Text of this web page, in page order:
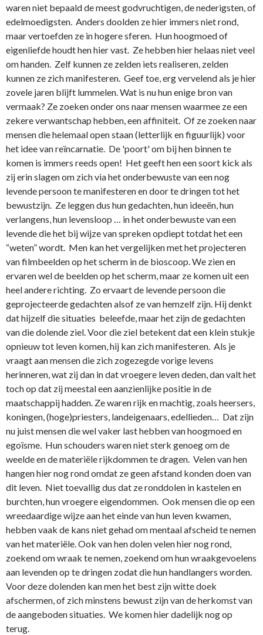
waren niet bepaald de meest godvruchtigen, de nederigsten, of
edelmoedigsten. Anders doolden ze hier immers niet rond,
maar vertoefden ze in hogere sferen. Hun hoogmoed of
eigenliefde houdt hen hier vast. Ze hebben hier helaas niet veel
om handen. Zelf kunnen ze zelden iets realiseren, zelden
kunnen ze zich manifesteren. Geef toe, erg vervelend als je hier
zovele jaren blijft lummelen. Wat is nu hun enige bron van
vermaak? Ze zoeken o­nder o­ns naar mensen waarmee ze een
zekere verwantschap hebben, een affiniteit. Of ze zoeken naar
mensen die helemaal open staan (letterlijk en figuurlijk) voor
het idee van reïncarnatie. De 'poort' om bij hen binnen te
komen is immers reeds open! Het geeft hen een soort kick als
zij erin slagen om zich via het o­nderbewuste van een nog
levende persoon te manifesteren en door te dringen tot het
bewustzijn. Ze leggen dus hun gedachten, hun ideeën, hun
verlangens, hun levensloop … in het o­nderbewuste van een
levende die het bij wijze van spreken opdiept totdat het een
“weten” wordt. Men kan het vergelijken met het projecteren
van filmbeelden op het scherm in de bioscoop. We zien en
ervaren wel de beelden op het scherm, maar ze komen uit een
heel andere richting. Zo ervaart de levende persoon die
geprojecteerde gedachten alsof ze van hemzelf zijn. Hij denkt
dat hijzelf die situaties beleefde, maar het zijn de gedachten
van die dolende ziel. Voor die ziel betekent dat een klein stukje
opnieuw tot leven komen, hij kan zich manifesteren. Als je
vraagt aan mensen die zich zogezegde vorige levens
herinneren, wat zij dan in dat vroegere leven deden, dan valt het
toch op dat zij meestal een aanzienlijke positie in de
maatschappij hadden. Ze waren rijk en machtig, zoals heersers,
koningen, (hoge)priesters, landeigenaars, edellieden… Dat zijn
nu juist mensen die wel vaker last hebben van hoogmoed en
egoïsme. Hun schouders waren niet sterk genoeg om de
weelde en de materiële rijkdommen te dragen. Velen van hen
hangen hier nog rond omdat ze geen afstand konden doen van
dit leven. Niet toevallig dus dat ze ronddolen in kastelen en
burchten, hun vroegere eigendommen. Ook mensen die op een
wreedaardige wijze aan het einde van hun leven kwamen,
hebben vaak de kans niet gehad om mentaal afscheid te nemen
van het materiële. Ook van hen dolen velen hier nog rond,
zoekend om wraak te nemen, zoekend om hun wraakgevoelens
aan levenden op te dringen zodat die hun handlangers worden.
Voor deze dolenden kan men het best zijn witte doek
afschermen, of zich minstens bewust zijn van de herkomst van
de aangeboden situaties. We komen hier dadelijk nog op
terug.